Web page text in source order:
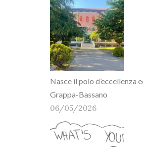
Nasce il polo d’eccellenza
Grappa-Bassano
06/05/2026